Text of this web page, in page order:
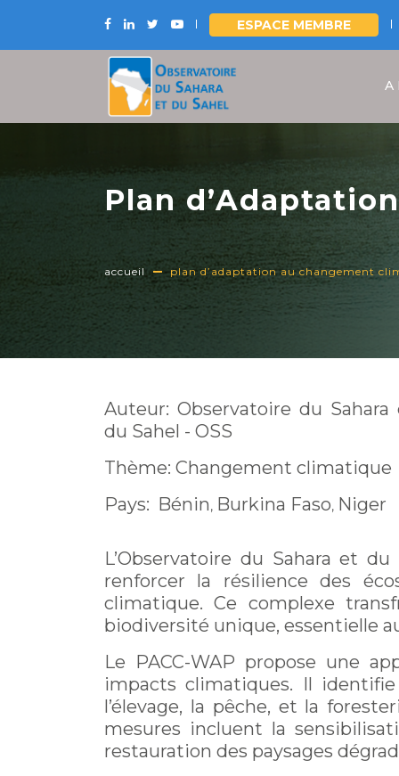
principal
ESPACE MEMBRE
A
Plan
W-Arly-Pendjari
accueil plan d’adaptation au changement
Auteur: Observatoire du Sahara
du Sahel - OSS
Thème: Changement climatique
Pays: Bénin, Burkina Faso, Niger
L’Observatoire du Sahara et
renforcer la résilience des
climatique. Ce complexe
biodiversité unique, essentielle
Le PACC-WAP propose une
impacts climatiques. Il
l’élevage, la pêche, et la
mesures incluent la
restauration des paysages